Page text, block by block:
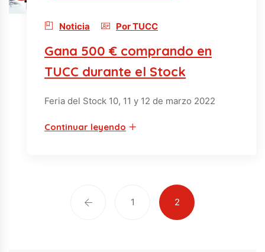
Noticia Por TUCC
Gana 500 € comprando en
TUCC durante el Stock
Feria del Stock 10, 11 y 12 de marzo 2022
Continuar leyendo
1 2